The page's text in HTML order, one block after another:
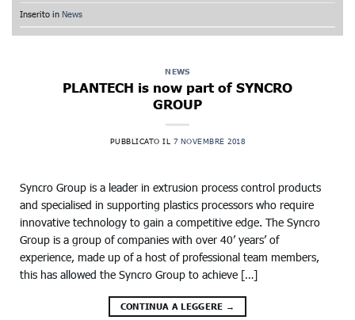
Inserito in News
NEWS
PLANTECH is now part of SYNCRO
GROUP
PUBBLICATO IL 7 NOVEMBRE 2018
Syncro Group is a leader in extrusion process control products
and specialised in supporting plastics processors who require
innovative technology to gain a competitive edge. The Syncro
Group is a group of companies with over 40’ years’ of
experience, made up of a host of professional team members,
this has allowed the Syncro Group to achieve […]
CONTINUA A LEGGERE →